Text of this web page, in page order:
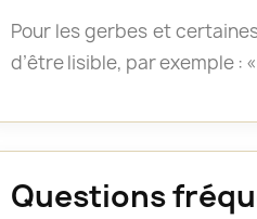
Pour les gerbes et
d’être lisible, par exemple :
Questions